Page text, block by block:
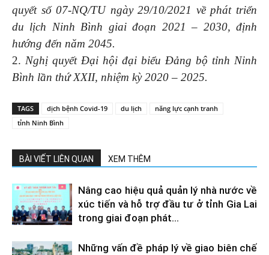
quyết số 07-NQ/TU ngày 29/10/2021 về phát triển
du lịch Ninh Bình giai đoạn 2021 – 2030, định
hướng đến năm 2045.
2. Nghị quyết Đại hội đại biểu Đảng bộ tỉnh Ninh
Bình lần thứ XXII, nhiệm kỳ 2020 – 2025.
TAGS dịch bệnh Covid-19 du lịch
năng lực cạnh tranh
tỉnh Ninh Bình
BÀI VIẾT LIÊN QUAN XEM THÊM
Nâng cao hiệu quả quản lý nhà nước về
xúc tiến và hỗ trợ đầu tư ở tỉnh Gia Lai
trong giai đoạn phát...
Những vấn đề pháp lý về giao biên chế